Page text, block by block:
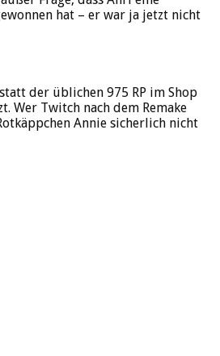
hat – er war ja jetzt nicht
der üblichen 975 RP im Shop
Wer Twitch nach dem Remake
Annie sicherlich nicht